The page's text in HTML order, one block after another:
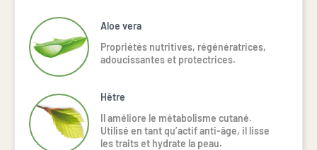
Aloe vera
Propriétés nutritives, régénératrices,
adoucissantes et protectrices.
Hêtre
Il améliore le métabolisme cutané.
Utilisé en tant qu’actif anti-âge, il lisse
les traits et hydrate la peau.